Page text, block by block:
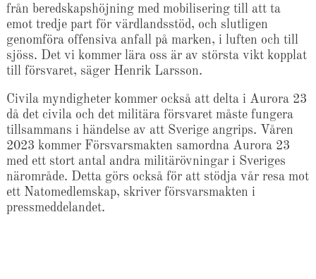
från beredskapshöjning med mobilisering till att ta
emot tredje part för värdlandsstöd, och slutligen
genomföra offensiva anfall på marken, i luften och till
sjöss. Det vi kommer lära oss är av största vikt kopplat
till försvaret, säger Henrik Larsson.
Civila myndigheter kommer också att delta i Aurora 23
då det civila och det militära försvaret måste fungera
tillsammans i händelse av att Sverige angrips. Våren
2023 kommer Försvarsmakten samordna Aurora 23
med ett stort antal andra militärövningar i Sveriges
närområde. Detta görs också för att stödja vår resa mot
ett Natomedlemskap, skriver försvarsmakten i
pressmeddelandet.